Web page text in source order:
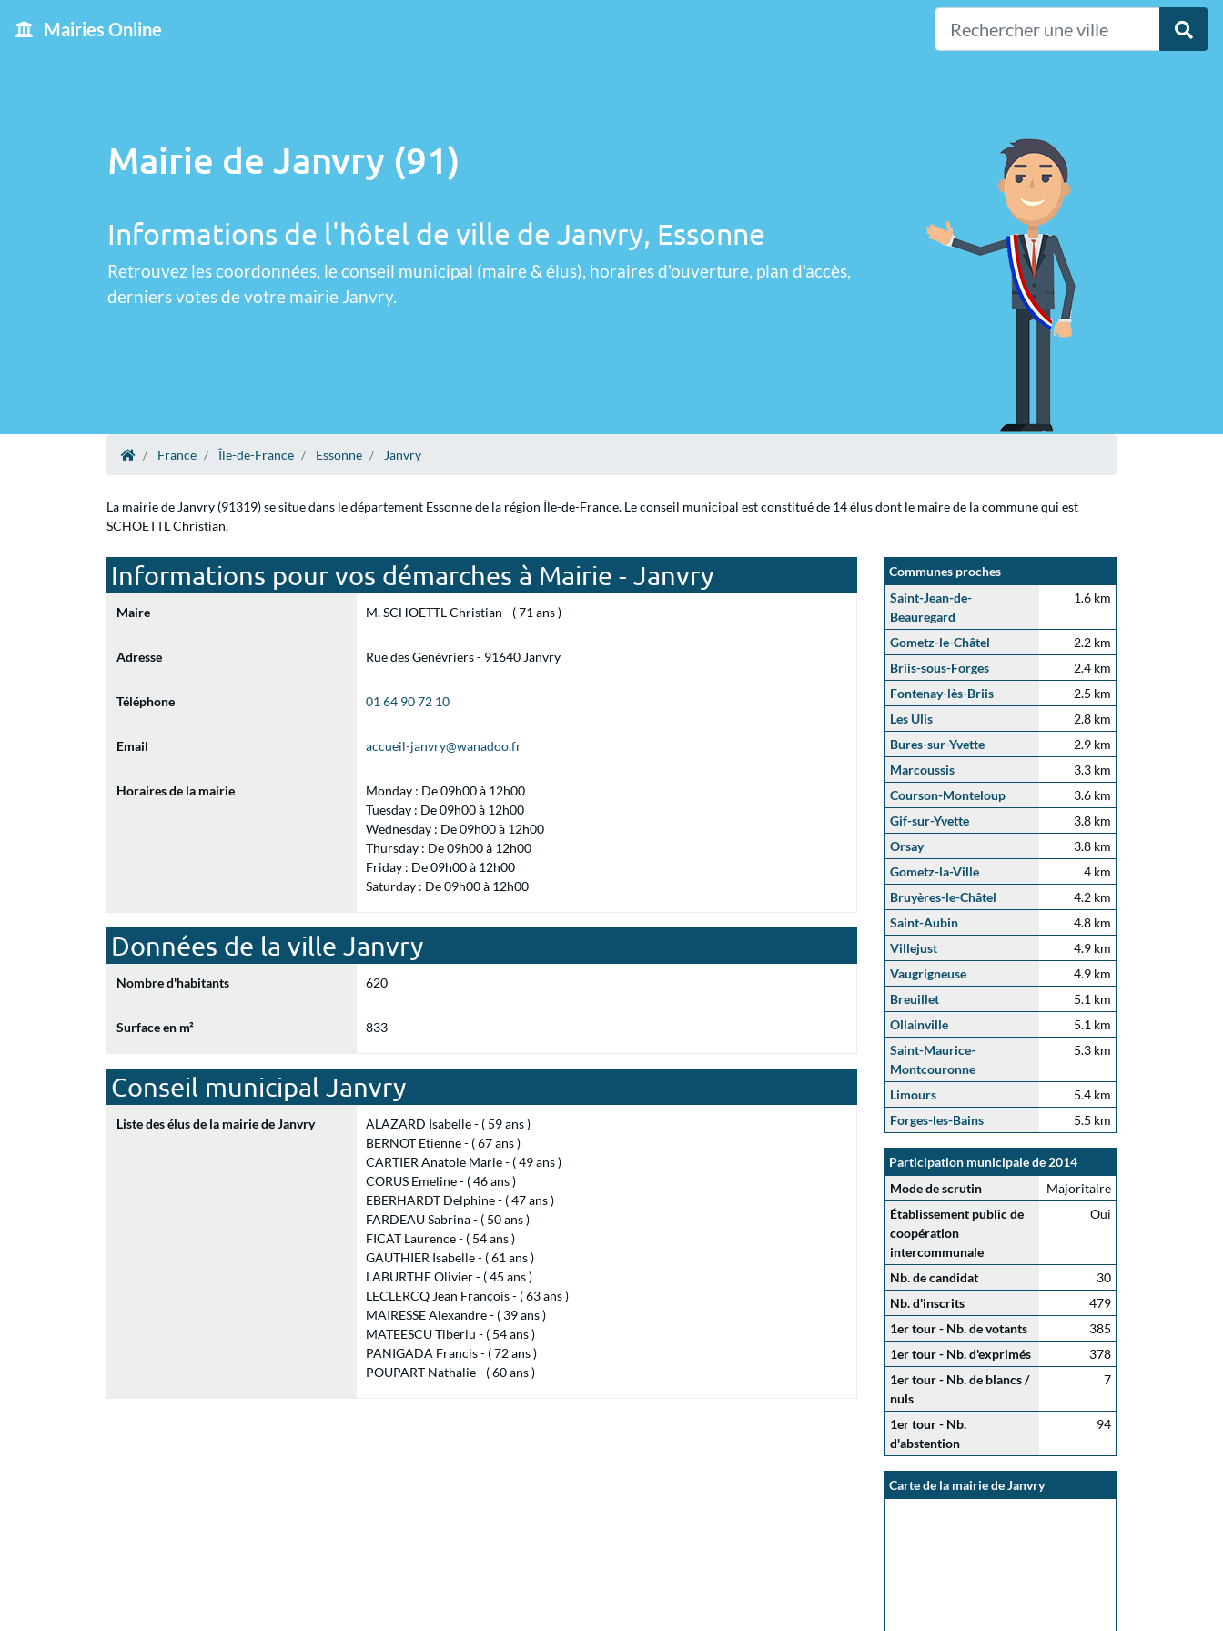
Mairies Online
Mairie de Janvry (91)
Informations de l'hôtel de ville de Janvry, Essonne
Retrouvez les coordonnées, le conseil municipal (maire & élus), horaires d'ouverture, plan d'accès,
derniers votes de votre mairie Janvry.
France Île-de-France Essonne Janvry
La mairie de Janvry (91319) se situe dans le département Essonne de la région Île-de-France. Le conseil municipal est constitué de 14 élus dont le maire de la commune qui est
SCHOETTL Christian.
Informations pour vos démarches à Mairie - Janvry
Maire M. SCHOETTL Christian - ( 71 ans )
Adresse Rue des Genévriers - 91640 Janvry
Téléphone 01 64 90 72 10
Email accueil-janvry@wanadoo.fr
Horaires de la mairie
Monday : De 09h00 à 12h00
Tuesday : De 09h00 à 12h00
Wednesday : De 09h00 à 12h00
Thursday : De 09h00 à 12h00
Friday : De 09h00 à 12h00
Saturday : De 09h00 à 12h00
Données de la ville Janvry
Nombre d'habitants 620
Surface en m² 833
Conseil municipal Janvry
Liste des élus de la mairie de Janvry
ALAZARD Isabelle - ( 59 ans )
BERNOT Etienne - ( 67 ans )
CARTIER Anatole Marie - ( 49 ans )
CORUS Emeline - ( 46 ans )
EBERHARDT Delphine - ( 47 ans )
FARDEAU Sabrina - ( 50 ans )
FICAT Laurence - ( 54 ans )
GAUTHIER Isabelle - ( 61 ans )
LABURTHE Olivier - ( 45 ans )
LECLERCQ Jean François - ( 63 ans )
MAIRESSE Alexandre - ( 39 ans )
MATEESCU Tiberiu - ( 54 ans )
PANIGADA Francis - ( 72 ans )
POUPART Nathalie - ( 60 ans )
Communes proches
Saint-Jean-de-
Beauregard
1.6 km
Gometz-le-Châtel
2.2 km
Briis-sous-Forges
2.4 km
Fontenay-lès-Briis
2.5 km
Les Ulis
2.8 km
Bures-sur-Yvette
2.9 km
Marcoussis
3.3 km
Courson-Monteloup
3.6 km
Gif-sur-Yvette
3.8 km
Orsay
3.8 km
Gometz-la-Ville
4 km
Bruyères-le-Châtel
4.2 km
Saint-Aubin
4.8 km
Villejust
4.9 km
Vaugrigneuse
4.9 km
Breuillet
5.1 km
Ollainville
5.1 km
Saint-Maurice-
Montcouronne
5.3 km
Limours
5.4 km
Forges-les-Bains
5.5 km
Participation municipale de 2014
Mode de scrutin
Majoritaire
Établissement public de
coopération
intercommunale
Oui
Nb. de candidat
30
Nb. d'inscrits
479
1er tour - Nb. de votants
385
1er tour - Nb. d'exprimés
378
1er tour - Nb. de blancs /
nuls
7
1er tour - Nb.
d'abstention
94
Carte de la mairie de Janvry